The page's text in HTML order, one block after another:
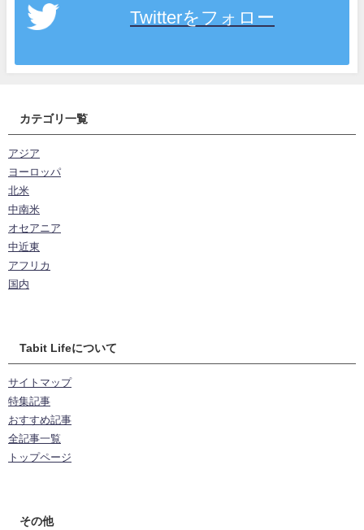
Twitterをフォロー
カテゴリ一覧
アジア
ヨーロッパ
北米
中南米
オセアニア
中近東
アフリカ
国内
Tabit Lifeについて
サイトマップ
特集記事
おすすめ記事
全記事一覧
トップページ
その他